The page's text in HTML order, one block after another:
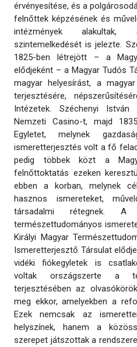
érvényesítése, és a
felnőttek képzésének és
intézmények
szintemelkedését is jelezte.
1825-ben létrejött – a
elődjeként – a Magyar Tudós
magyar helyesírást, a
terjesztésére,
Intézetek. Széchenyi
Nemzeti Casino-t, majd
Egyletet, melynek
ismeretterjesztés volt a fő
pedig többek közt a
felnőttoktatás ezeken
ebben a korban, melynek
hasznos ismereteket,
társadalmi rétegnek.
természettudományos
Királyi Magyar
Ismeretterjesztő Társulat
vidéki fiókegyletek is
voltak országszerte a
terjesztésében az
meg ekkor, amelyekben a
Ezek nemcsak az
helyszínek, hanem a
szerepet játszottak a